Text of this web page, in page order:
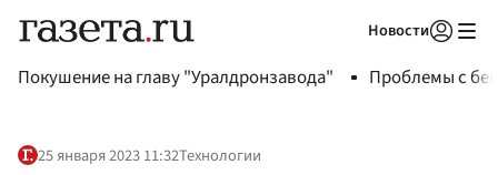
Новости
Покушение на главу "Уралдронзавода" Проблемы с
25 января 2023 11:32Технологии